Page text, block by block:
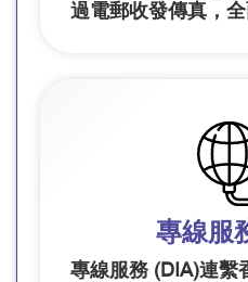
過電郵收發傳真，全
專線服
專線服務 (DIA)連繫